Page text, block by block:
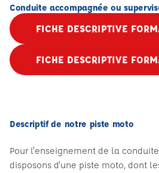
Conduite accompagnée ou
FICHE DESCRIPTIVE
FICHE DESCRIPTIVE
Descriptif de notre piste moto
Pour l'enseignement de la
disposons d'une piste moto, dont